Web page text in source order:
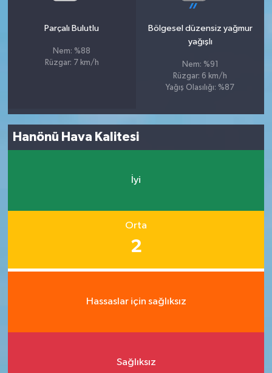
Parçalı Bulutlu
Nem: %88
Rüzgar: 7 km/h
Bölgesel düzensiz yağmur
yağışlı
Nem: %91
Rüzgar: 6 km/h
Yağış Olasılığı: %87
Hanönü Hava Kalitesi
İyi
Orta
2
Hassaslar için sağlıksız
Sağlıksız